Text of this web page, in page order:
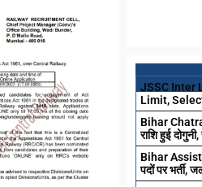
JSSC Inter
Limit,
Bihar
राशि हुई
Bihar
पदों पर भर्ती,